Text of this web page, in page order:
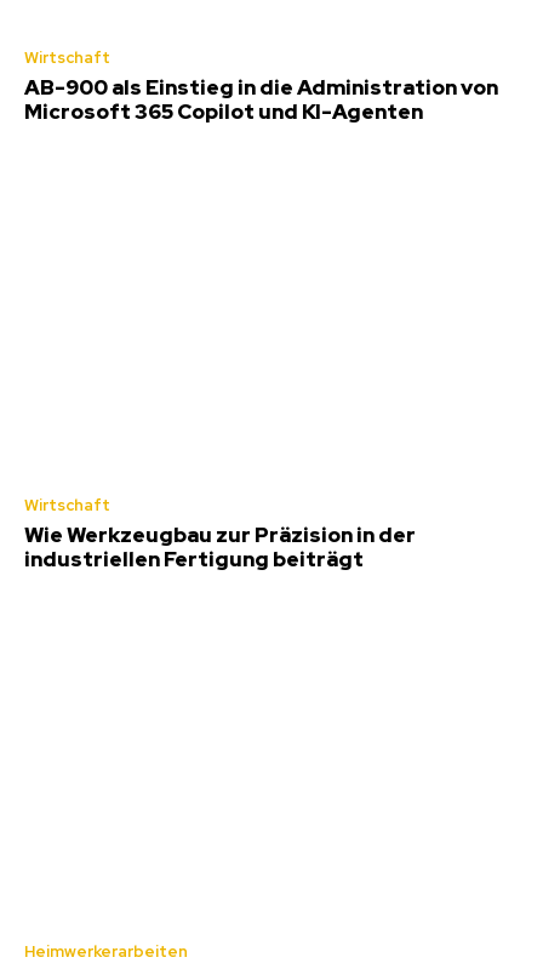
Wirtschaft
AB-900 als Einstieg in die Administration von
Microsoft 365 Copilot und KI-Agenten
Wirtschaft
Wie Werkzeugbau zur Präzision in der
industriellen Fertigung beiträgt
Heimwerkerarbeiten